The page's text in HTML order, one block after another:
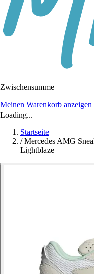
Zwischensumme
Meinen Warenkorb anzeigen
Loading...
Startseite
/ Mercedes AMG
Lightblaze